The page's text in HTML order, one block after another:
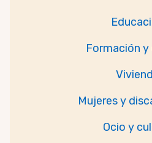
Formación y
Mujeres y
Ocio y